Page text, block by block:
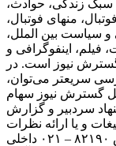
سبک زندگی، حوادث،
منهای فوتبال،
سیاست بین الملل،
اینفوگرافی و
گسترش نیوز است. در
سریعتر می‌توان،
گسترش نیوز سهام
سردبیر و گزارش
و یا ارائه نظرات
درباره گسترش نیوز می‌توان از شماره تماس ۸۲۱۹۰ – ۰۲۱ داخلی